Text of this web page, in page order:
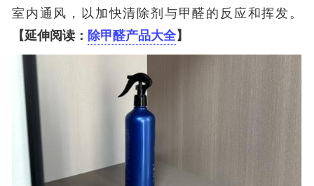
室内通风，以加快清除剂与甲醛的反应和挥发。
【延伸阅读： 除甲醛产品大全】